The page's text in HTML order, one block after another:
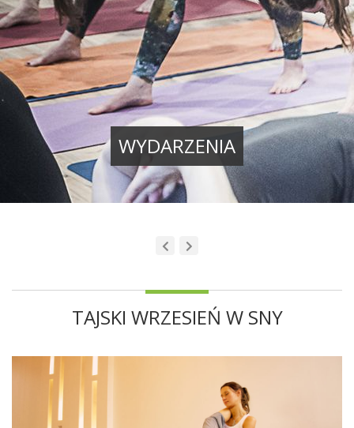
WYDARZENIA
TAJSKI WRZESIEŃ W SNY